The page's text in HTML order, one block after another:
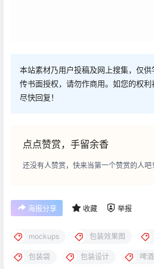
本站素材乃用户投稿及网上搜集，仅
传书面授权，请勿作商用。如您的权
尽快回复！
点点赞赏，手留余香
还没有人赞赏，快来当第一个赞赏的人吧！
海报分享 收藏 举报
mockups 包装效果图
包装袋 包装设计 啤酒